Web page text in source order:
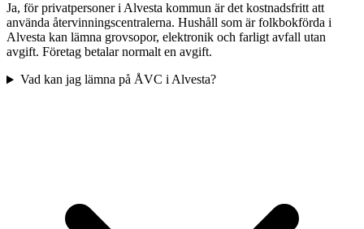
Ja, för privatpersoner i Alvesta kommun är det kostnadsfritt att
använda återvinningscentralerna. Hushåll som är folkbokförda i
Alvesta kan lämna grovsopor, elektronik och farligt avfall utan
avgift. Företag betalar normalt en avgift.
Vad kan jag lämna på ÅVC i Alvesta?